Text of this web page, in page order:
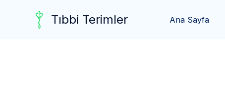
Tıbbi Terimler Ana Sayfa